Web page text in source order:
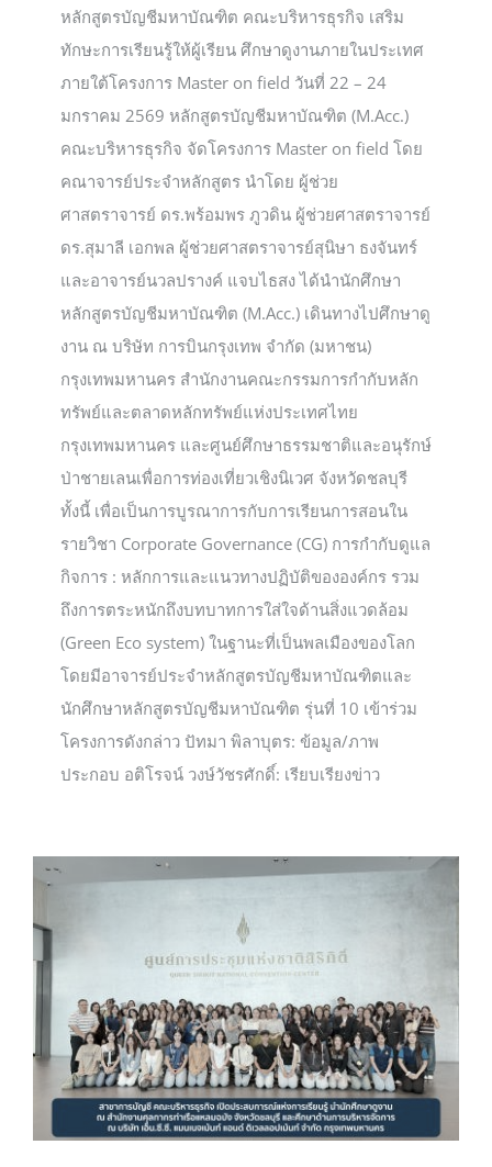
หลักสูตรบัญชีมหาบัณฑิต คณะบริหารธุรกิจ เสริม
ทักษะการเรียนรู้ให้ผู้เรียน ศึกษาดูงานภายในประเทศ
ภายใต้โครงการ Master on field วันที่ 22 – 24
มกราคม 2569 หลักสูตรบัญชีมหาบัณฑิต (M.Acc.)
คณะบริหารธุรกิจ จัดโครงการ Master on field โดย
คณาจารย์ประจำหลักสูตร นำโดย ผู้ช่วย
ศาสตราจารย์ ดร.พร้อมพร ภูวดิน ผู้ช่วยศาสตราจารย์
ดร.สุมาลี เอกพล ผู้ช่วยศาสตราจารย์สุนิษา ธงจันทร์
และอาจารย์นวลปรางค์ แจบไธสง ได้นำนักศึกษา
หลักสูตรบัญชีมหาบัณฑิต (M.Acc.) เดินทางไปศึกษาดู
งาน ณ บริษัท การบินกรุงเทพ จำกัด (มหาชน)
กรุงเทพมหานคร สำนักงานคณะกรรมการกำกับหลัก
ทรัพย์และตลาดหลักทรัพย์แห่งประเทศไทย
กรุงเทพมหานคร และศูนย์ศึกษาธรรมชาติและอนุรักษ์
ป่าชายเลนเพื่อการท่องเที่ยวเชิงนิเวศ จังหวัดชลบุรี
ทั้งนี้ เพื่อเป็นการบูรณาการกับการเรียนการสอนใน
รายวิชา Corporate Governance (CG) การกำกับดูแล
กิจการ : หลักการและแนวทางปฏิบัติขององค์กร รวม
ถึงการตระหนักถึงบทบาทการใส่ใจด้านสิ่งแวดล้อม
(Green Eco system) ในฐานะที่เป็นพลเมืองของโลก
โดยมีอาจารย์ประจำหลักสูตรบัญชีมหาบัณฑิตและ
นักศึกษาหลักสูตรบัญชีมหาบัณฑิต รุ่นที่ 10 เข้าร่วม
โครงการดังกล่าว ปัทมา พิลาบุตร: ข้อมูล/ภาพ
ประกอบ อติโรจน์ วงษ์วัชรศักดิ์: เรียบเรียงข่าว